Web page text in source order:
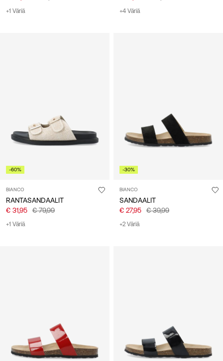
+1 Väriä +4 Väriä
-60%
BIANCO
RANTASANDAALIT
€ 31,95
€ 79,99
+1 Väriä
-30%
BIANCO
SANDAALIT
€ 27,95
€ 39,99
+2 Väriä